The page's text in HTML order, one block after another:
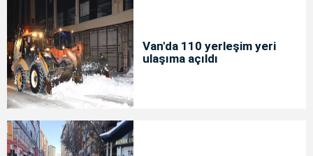
Van'da 110 yerleşim yeri
ulaşıma açıldı